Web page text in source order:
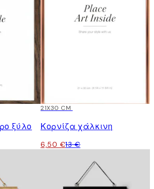
ξύλο
-50%
21X30 CM
Κορνίζα χάλκινη
6,50 €13 €